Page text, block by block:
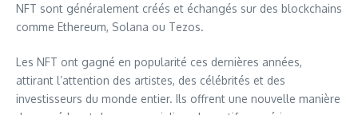
NFT sont généralement créés et échangés sur des blockchains
comme Ethereum, Solana ou Tezos.
Les NFT ont gagné en popularité ces dernières années,
attirant l’attention des artistes, des célébrités et des
investisseurs du monde entier. Ils offrent une nouvelle manière